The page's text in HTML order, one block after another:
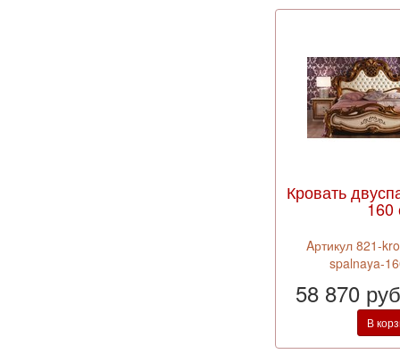
Кровать
160
Aртикул 821-
spalnaya-
58 870
В